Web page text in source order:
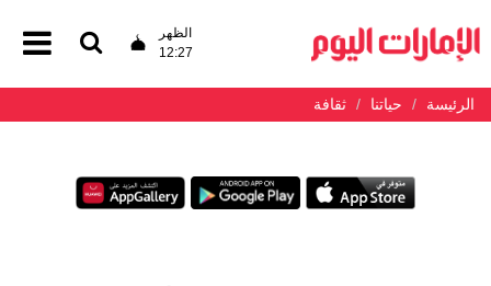
الظهر
12:27
الرئيسة حياتنا ثقافة